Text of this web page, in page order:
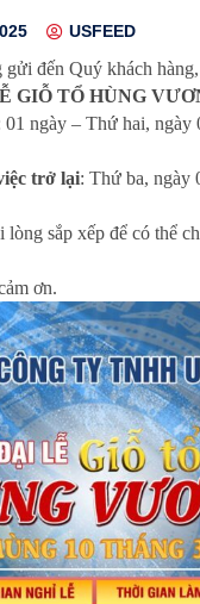
USFEED
gửi đến Quý khách
GIỖ TỔ HÙNG
01 ngày – Thứ hai, ngày
trở lại: Thứ ba, ngày
sắp xếp để có thể
ơn.